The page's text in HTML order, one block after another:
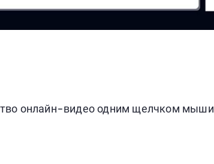
онлайн-видео одним щелчком мыши